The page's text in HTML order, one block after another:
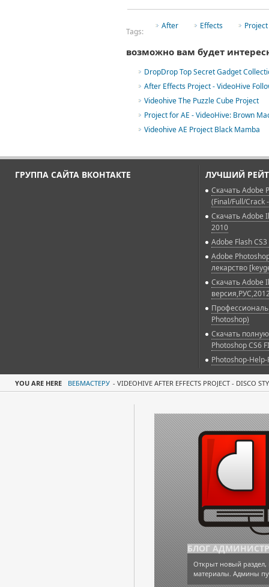
Tags:
After Effects Project
возможно вам будет
DropDrop Top Secret Gadget
After Effects Project - VideoHive
Videohive The Puzzle Cube Project
Project for AE - VideoHive: Brown
Videohive AE Project Black Mamba
ГРУППА САЙТА ВКОНТАКТЕ ЛУЧШИЙ
Скачать Adobe
(Final/Full/Crack
Скачать Adobe
2010
Adobe Flash
Adobe
лекарство
Скачать Adobe
Photoshop)
Скачать
Photoshop CS6
Photoshop-Help-
YOU ARE HERE ВЕБМАСТЕРУ - VIDEOHIVE AFTER EFFECTS PROJECT - DISCO
БЛОГ
Открыт новый раздел,
материалы. Админы